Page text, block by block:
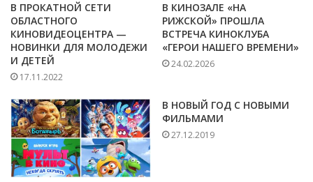
В ПРОКАТНОЙ СЕТИ
ОБЛАСТНОГО
КИНОВИДЕОЦЕНТРА —
НОВИНКИ ДЛЯ МОЛОДЕЖИ
И ДЕТЕЙ
17.11.2022
В КИНОЗАЛЕ «НА
РИЖСКОЙ» ПРОШЛА
ВСТРЕЧА КИНОКЛУБА
«ГЕРОИ НАШЕГО ВРЕМЕНИ»
24.02.2026
В НОВЫЙ ГОД С НОВЫМИ
ФИЛЬМАМИ
27.12.2019